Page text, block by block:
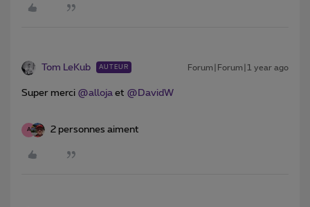
Tom LeKub AUTEUR Forum|Forum|1 year ago
Super merci ​ @alloja et ​ @DavidW
A 2 personnes aiment